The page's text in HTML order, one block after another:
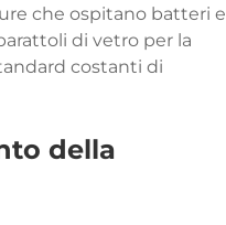
che ospitano batteri e
di vetro per la
costanti di
della